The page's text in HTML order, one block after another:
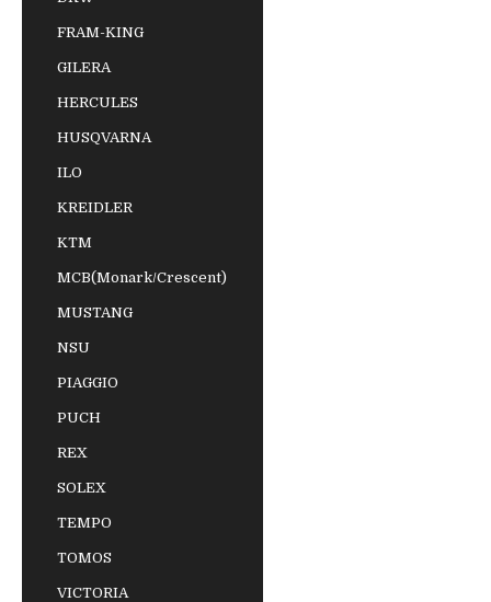
FRAM-KING
GILERA
HERCULES
HUSQVARNA
ILO
KREIDLER
KTM
MCB(Monark/Crescent)
MUSTANG
NSU
PIAGGIO
PUCH
REX
SOLEX
TEMPO
TOMOS
VICTORIA